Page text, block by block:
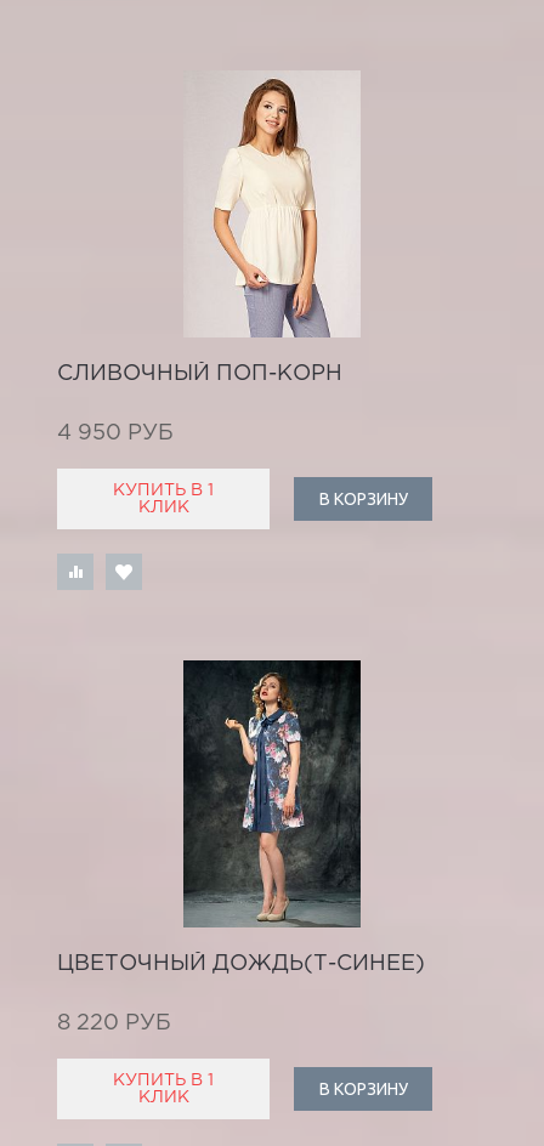
СЛИВОЧНЫЙ ПОП-КОРН
4 950 РУБ
КУПИТЬ В 1
КЛИК
В КОРЗИНУ
ЦВЕТОЧНЫЙ ДОЖДЬ(Т-СИНЕЕ)
8 220 РУБ
КУПИТЬ В 1
КЛИК
В КОРЗИНУ